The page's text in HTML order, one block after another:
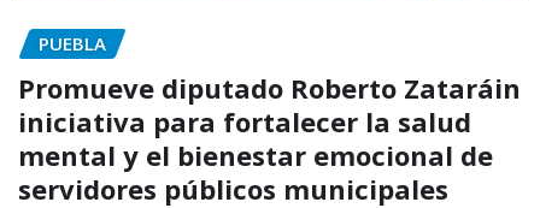
PUEBLA
Promueve diputado Roberto Zataráin
iniciativa para fortalecer la salud
mental y el bienestar emocional de
servidores públicos municipales